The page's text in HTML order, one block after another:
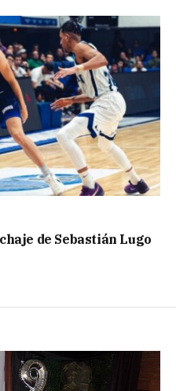
de Sebastián Lugo